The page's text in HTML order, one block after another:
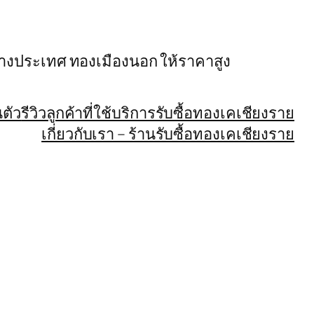
ประเทศ ทองเมืองนอก ให้ราคาสูง
วรีวิวลูกค้าที่ใช้บริการรับซื้อทองเคเชียงราย
เกี่ยวกับเรา – ร้านรับซื้อทองเคเชียงราย